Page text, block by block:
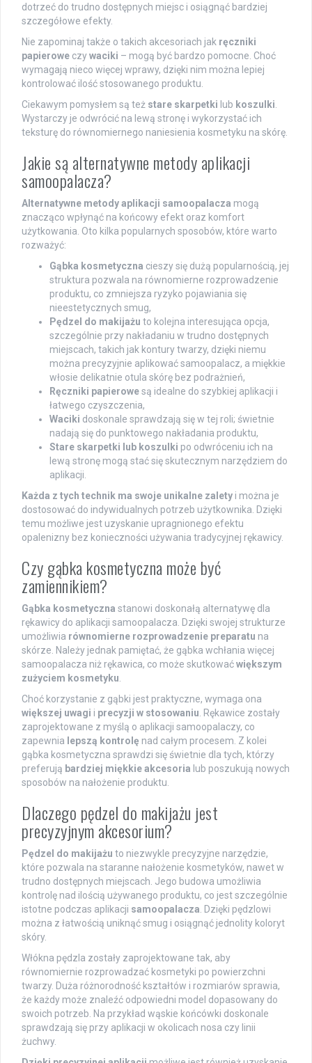
dotrzeć do trudno dostępnych miejsc i osiągnąć bardziej
szczegółowe efekty.
Nie zapominaj także o takich akcesoriach jak ręczniki
papierowe czywaciki – mogą być bardzo pomocne. Choć
wymagają nieco więcej wprawy, dzięki nim można lepiej
kontrolować ilość stosowanego produktu.
Ciekawym pomysłem są też stare skarpetki lub koszulki
Wystarczy je odwrócić na lewą stronę i wykorzystać ich
teksturę do równomiernego naniesienia kosmetyku na skórę.
Jakie są alternatywne metody aplikacji
samoopalacza?
Alternatywne metody aplikacji samoopalacza mogą
znacząco wpłynąć na końcowy efekt oraz komfort
użytkowania. Oto kilka popularnych sposobów, które warto
rozważyć:
Gąbka kosmetyczna cieszy się dużą popularnością, jej
struktura pozwala na równomierne rozprowadzenie
produktu, co zmniejsza ryzyko pojawiania się
nieestetycznych smug,
Pędzel do makijażu to kolejna interesująca opcja,
szczególnie przy nakładaniu w trudno dostępnych
miejscach, takich jak kontury twarzy, dzięki niemu
można precyzyjnie aplikować samoopalacz, a miękkie
włosie delikatnie otula skórę bez podrażnień,
Ręczniki papierowesą idealne do szybkiej aplikacji i
łatwego czyszczenia,
Waciki doskonale sprawdzają się w tej roli; świetnie
nadają się do punktowego nakładania produktu,
Stare skarpetki lub koszulki po odwróceniu ich na
lewą stronę mogą stać się skutecznym narzędziem do
aplikacji.
Każda z tych technik ma swoje unikalne zalety i można je
dostosować do indywidualnych potrzeb użytkownika. Dzięki
temu możliwe jest uzyskanie upragnionego efektu
opalenizny bez konieczności używania tradycyjnej rękawicy.
Czy gąbka kosmetyczna może być
zamiennikiem?
Gąbka kosmetyczna stanowi doskonałą alternatywę dla
rękawicy do aplikacji samoopalacza. Dzięki swojej strukturze
umożliwia równomierne rozprowadzenie preparatu na
skórze. Należy jednak pamiętać, że gąbka wchłania więcej
samoopalacza niż rękawica, co może skutkowaćwiększym
zużyciem kosmetyku
Choć korzystanie z gąbki jest praktyczne, wymaga ona
większej uwagi i precyzji w stosowaniu . Rękawice zostały
zaprojektowane z myślą o aplikacji samoopalaczy, co
zapewnia lepszą kontrolę nad całym procesem. Z kolei
gąbka kosmetyczna sprawdzi się świetnie dla tych, którzy
preferują bardziej miękkie akcesoria lub poszukują nowych
sposobów na nałożenie produktu.
Dlaczego pędzel do makijażu jest
precyzyjnym akcesorium?
Pędzel do makijażu to niezwykle precyzyjne narzędzie,
które pozwala na staranne nałożenie kosmetyków, nawet w
trudno dostępnych miejscach. Jego budowa umożliwia
kontrolę nad ilością używanego produktu, co jest szczególnie
istotne podczas aplikacji samoopalacza . Dzięki pędzlowi
można z łatwością uniknąć smug i osiągnąć jednolity koloryt
skóry.
Włókna pędzla zostały zaprojektowane tak, aby
równomiernie rozprowadzać kosmetyki po powierzchni
twarzy. Duża różnorodność kształtów i rozmiarów sprawia,
że każdy może znaleźć odpowiedni model dopasowany do
swoich potrzeb. Na przykład wąskie końcówki doskonale
sprawdzają się przy aplikacji w okolicach nosa czy linii
żuchwy.